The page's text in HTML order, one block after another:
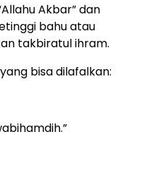
Akbar” dan
bahu atau
takbiratul ihram.
bisa dilafalkan: